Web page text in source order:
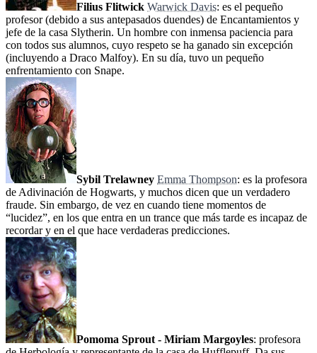
Filius Flitwick Warwick Davis: es el pequeño
profesor (debido a sus antepasados duendes) de Encantamientos y
jefe de la casa Slytherin. Un hombre con inmensa paciencia para
con todos sus alumnos, cuyo respeto se ha ganado sin excepción
(incluyendo a Draco Malfoy). En su día, tuvo un pequeño
enfrentamiento con Snape.
Sybil Trelawney Emma Thompson: es la profesora
de Adivinación de Hogwarts, y muchos dicen que un verdadero
fraude. Sin embargo, de vez en cuando tiene momentos de
“lucidez”, en los que entra en un trance que más tarde es incapaz de
recordar y en el que hace verdaderas predicciones.
Pomoma Sprout - Miriam Margoyles: profesora